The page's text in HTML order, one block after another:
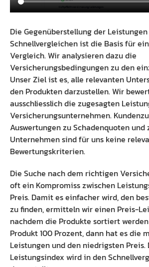
Die Gegenüberstellung der
Schnellvergleichen ist die Basis für
Vergleich. Wir analysieren dazu die
Versicherungsbedingungen zu den
Unser Ziel ist es, alle relevanten
den Produkten darzustellen. Wir
ausschliesslich die zugesagten
Versicherungsunternehmen.
Auswertungen zu Schadenquoten
Unternehmen sind für uns keine
Bewertungskriterien.
Die Suche nach dem richtigen
oft ein Kompromiss zwischen
Preis. Damit es einfacher wird, den
zu finden, ermitteln wir einen Preis-
nachdem die Produkte sortiert
Produkt 100 Prozent, dann hat es die
Leistungen und den niedrigsten Preis.
Leistungsindex wird in den